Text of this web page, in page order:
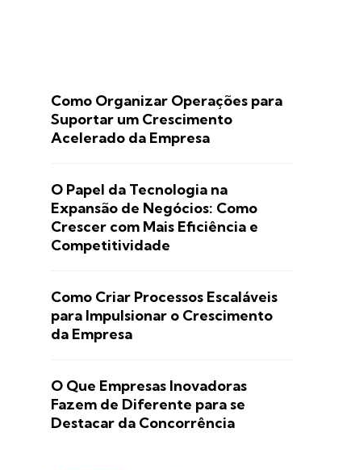
Como Organizar Operações para
Suportar um Crescimento
Acelerado da Empresa
O Papel da Tecnologia na
Expansão de Negócios: Como
Crescer com Mais Eficiência e
Competitividade
Como Criar Processos Escaláveis
para Impulsionar o Crescimento
da Empresa
O Que Empresas Inovadoras
Fazem de Diferente para se
Destacar da Concorrência